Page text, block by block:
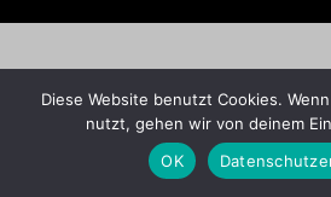
Diese Website benutzt Cookies.
nutzt, gehen wir von deinem
OK